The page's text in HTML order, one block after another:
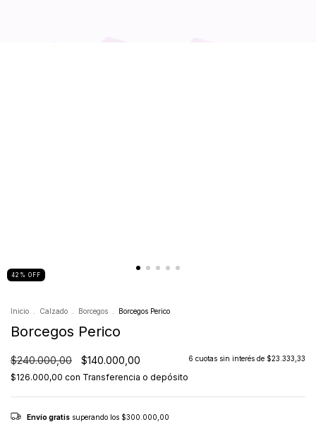
42 % OFF
Inicio Calzado Borcegos Borcegos Perico
Borcegos Perico
$240.000,00 $140.000,00 6 cuotas sin interés de $23.333,33
$126.000,00 con Transferencia o depósito
Envío gratis superando los $300.000,00